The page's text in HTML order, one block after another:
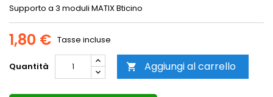
Supporto a 3 moduli MATIX Bticino
1,80 € Tasse incluse
Quantità  Aggiungi al carrello